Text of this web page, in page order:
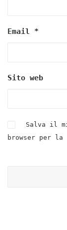
Email *
Sito web
Salva il
browser per la